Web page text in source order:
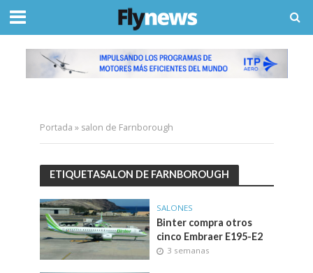
Portada » salon de Farnborough
ETIQUETASALON DE FARNBOROUGH
SALONES
Binter compra otros
cinco Embraer E195-E2
3 semanas